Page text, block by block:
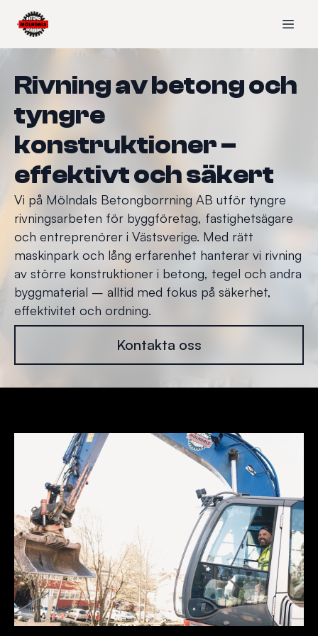
Rivning av betong och
tyngre
konstruktioner –
effektivt och säkert
Vi på Mölndals Betongborrning AB utför tyngre
rivningsarbeten för byggföretag, fastighetsägare
och entreprenörer i Västsverige. Med rätt
maskinpark och lång erfarenhet hanterar vi rivning
av större konstruktioner i betong, tegel och andra
byggmaterial – alltid med fokus på säkerhet,
effektivitet och ordning.
Kontakta oss